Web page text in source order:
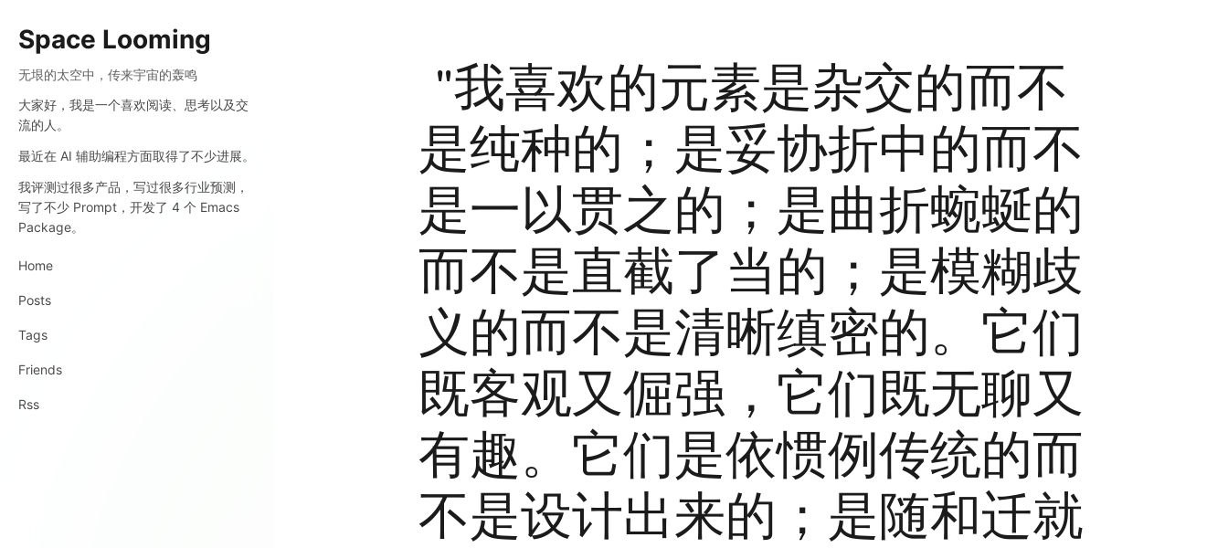
Space Looming
无垠的太空中，传来宇宙的轰鸣
大家好，我是一个喜欢阅读、思考以及交
流的人。
最近在 AI 辅助编程方面取得了不少进展。
我评测过很多产品，写过很多行业预测，
写了不少 Prompt，开发了 4 个 Emacs
Package。
Home
Posts
Tags
Friends
Rss
"我喜欢的元素是杂交的而不
是纯种的；是妥协折中的而不
是一以贯之的；是曲折蜿蜒的
而不是直截了当的；是模糊歧
义的而不是清晰缜密的。它们
既客观又倔强，它们既无聊又
有趣。它们是依惯例传统的而
不是设计出来的；是随和迁就